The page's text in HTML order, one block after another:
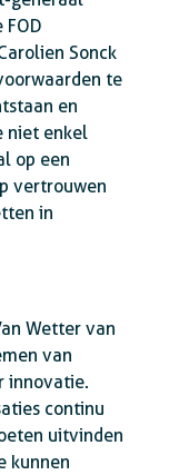
Sonck
te
en
niet enkel
op een
vertrouwen
in
Wetter van
van
innovatie.
continu
uitvinden
kunnen